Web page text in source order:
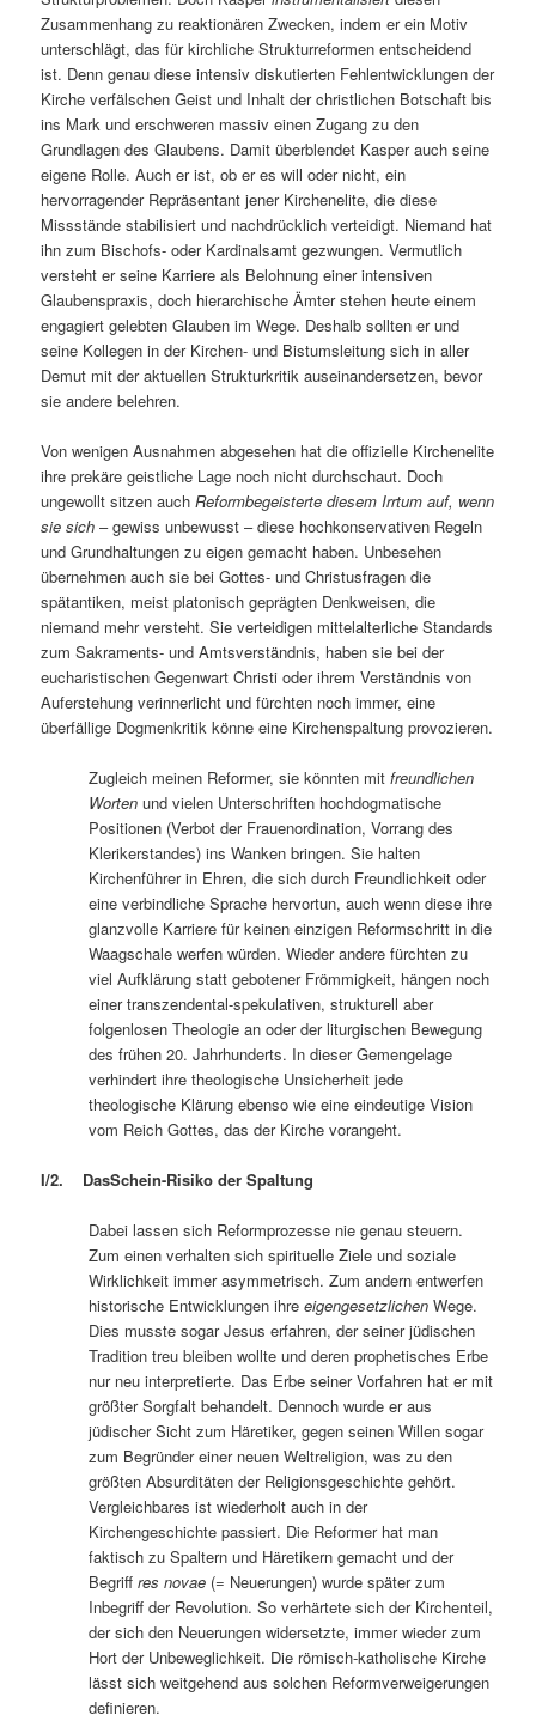
Zusammenhang zu reaktionären Zwecken, indem er ein Motiv
unterschlägt, das für kirchliche Strukturreformen entscheidend
ist. Denn genau diese intensiv diskutierten Fehlentwicklungen der
Kirche verfälschen Geist und Inhalt der christlichen Botschaft bis
ins Mark und erschweren massiv einen Zugang zu den
Grundlagen des Glaubens. Damit überblendet Kasper auch seine
eigene Rolle. Auch er ist, ob er es will oder nicht, ein
hervorragender Repräsentant jener Kirchenelite, die diese
Missstände stabilisiert und nachdrücklich verteidigt. Niemand hat
ihn zum Bischofs- oder Kardinalsamt gezwungen. Vermutlich
versteht er seine Karriere als Belohnung einer intensiven
Glaubenspraxis, doch hierarchische Ämter stehen heute einem
engagiert gelebten Glauben im Wege. Deshalb sollten er und
seine Kollegen in der Kirchen- und Bistumsleitung sich in aller
Demut mit der aktuellen Strukturkritik auseinandersetzen, bevor
sie andere belehren.
Von wenigen Ausnahmen abgesehen hat die offizielle Kirchenelite
ihre prekäre geistliche Lage noch nicht durchschaut. Doch
ungewollt sitzen auchReformbegeisterte diesem Irrtum auf, wenn
sie sich– gewiss unbewusst – diese hochkonservativen Regeln
und Grundhaltungen zu eigen gemacht haben. Unbesehen
übernehmen auch sie bei Gottes- und Christusfragen die
spätantiken, meist platonisch geprägten Denkweisen, die
niemand mehr versteht. Sie verteidigen mittelalterliche Standards
zum Sakraments- und Amtsverständnis, haben sie bei der
eucharistischen Gegenwart Christi oder ihrem Verständnis von
Auferstehung verinnerlicht und fürchten noch immer, eine
überfällige Dogmenkritik könne eine Kirchenspaltung provozieren.
Zugleich meinen Reformer, sie könnten mitfreundlichen
Worten und vielen Unterschriften hochdogmatische
Positionen (Verbot der Frauenordination, Vorrang des
Klerikerstandes) ins Wanken bringen. Sie halten
Kirchenführer in Ehren, die sich durch Freundlichkeit oder
eine verbindliche Sprache hervortun, auch wenn diese ihre
glanzvolle Karriere für keinen einzigen Reformschritt in die
Waagschale werfen würden. Wieder andere fürchten zu
viel Aufklärung statt gebotener Frömmigkeit, hängen noch
einer transzendental-spekulativen, strukturell aber
folgenlosen Theologie an oder der liturgischen Bewegung
des frühen 20. Jahrhunderts. In dieser Gemengelage
verhindert ihre theologische Unsicherheit jede
theologische Klärung ebenso wie eine eindeutige Vision
vom Reich Gottes, das der Kirche vorangeht.
I/2. DasSchein-Risiko der Spaltung
Dabei lassen sich Reformprozesse nie genau steuern.
Zum einen verhalten sich spirituelle Ziele und soziale
Wirklichkeit immer asymmetrisch. Zum andern entwerfen
historische Entwicklungen ihreeigengesetzlichen Wege.
Dies musste sogar Jesus erfahren, der seiner jüdischen
Tradition treu bleiben wollte und deren prophetisches Erbe
nur neu interpretierte. Das Erbe seiner Vorfahren hat er mit
größter Sorgfalt behandelt. Dennoch wurde er aus
jüdischer Sicht zum Häretiker, gegen seinen Willen sogar
zum Begründer einer neuen Weltreligion, was zu den
größten Absurditäten der Religionsgeschichte gehört.
Vergleichbares ist wiederholt auch in der
Kirchengeschichte passiert. Die Reformer hat man
faktisch zu Spaltern und Häretikern gemacht und der
Begriffres novae (= Neuerungen) wurde später zum
Inbegriff der Revolution. So verhärtete sich der Kirchenteil,
der sich den Neuerungen widersetzte, immer wieder zum
Hort der Unbeweglichkeit. Die römisch-katholische Kirche
lässt sich weitgehend aus solchen Reformverweigerungen
definieren.